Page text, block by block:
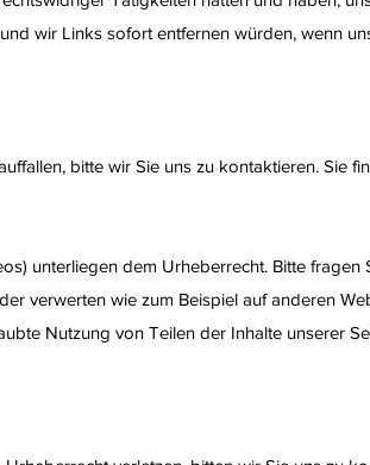
wir Links sofort entfernen würden, wenn
bitte wir Sie uns zu kontaktieren. Sie
unterliegen dem Urheberrecht. Bitte fragen
verwerten wie zum Beispiel auf anderen
Nutzung von Teilen der Inhalte unserer